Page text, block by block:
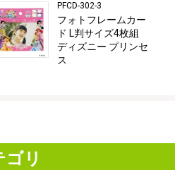
PFCD-302-3
フォトフレームカー
ド L判サイズ4枚組
ディズニー プリンセ
ス
リ